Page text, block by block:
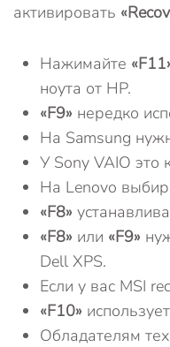
активировать
Нажимайте
ноута от HP.
«F9» нередко
На Samsung
У Sony VAIO это
На Lenovo
«F8»
«F8» или «F9»
Dell XPS.
Если у вас MSI
«F10»
Обладателям